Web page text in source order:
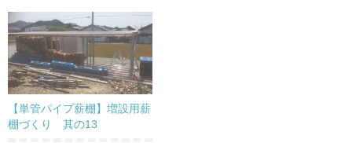
【単管パイプ薪棚】増設用薪
棚づくり 其の13